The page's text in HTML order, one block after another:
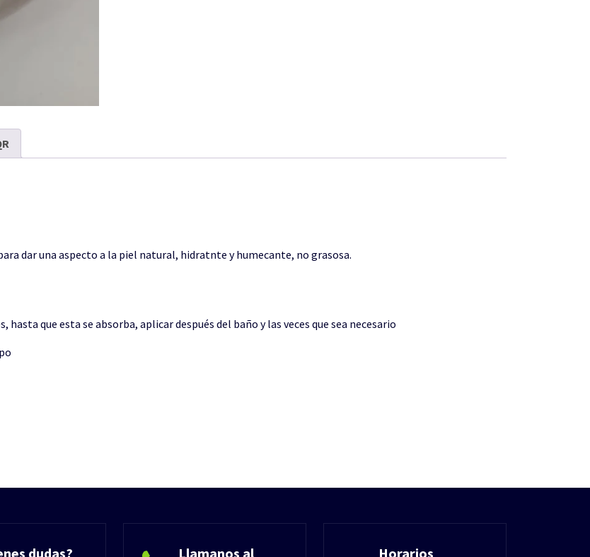
dar una aspecto a la piel natural, hidratnte y humecante, no grasosa.
que esta se absorba, aplicar después del baño y las veces que sea necesario
dudas? Llamanos al Horarios